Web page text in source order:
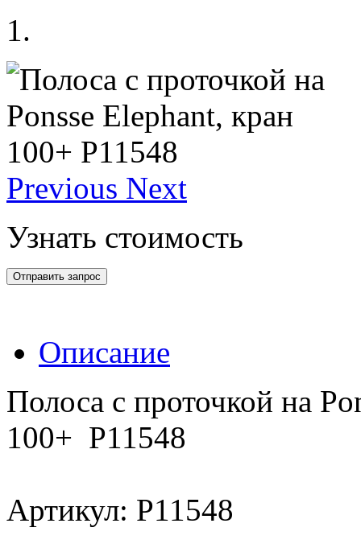
Previous Next
Узнать стоимость
Отправить запрос
Описание
Полоса с проточкой на
100+ Р11548
Артикул: P11548